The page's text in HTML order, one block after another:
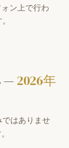
ン上で行わ
—2026年
はありませ